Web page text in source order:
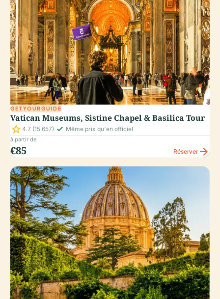
GETYOURGUIDE
Vatican Museums, Sistine Chapel & Basilica Tour
star4.7 (15,657) check_small Même prix qu'en officiel
à partir de
€85 Réserverarrow_forward